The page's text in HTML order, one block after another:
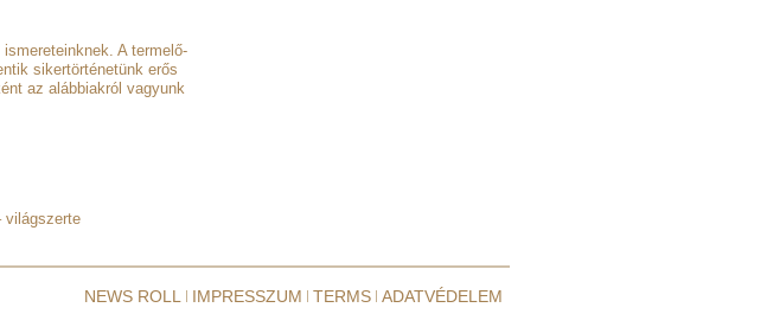
A termelő-
sikertörténetünk erős
az alábbiakról vagyunk
világszerte
NEWS ROLL IMPRESSZUM TERMS ADATVÉDELEM